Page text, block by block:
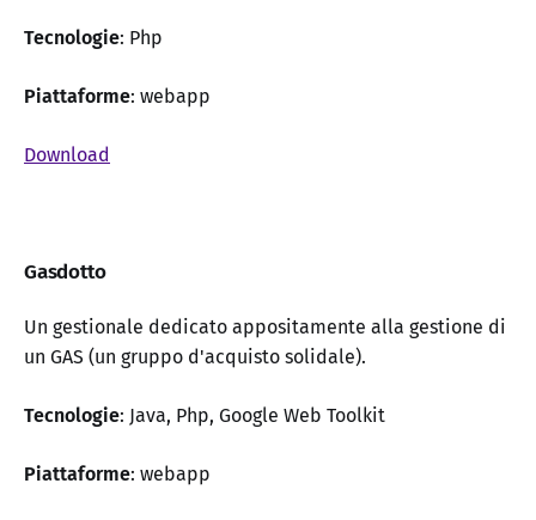
Tecnologie: Php
Piattaforme: webapp
Download
Gasdotto
Un gestionale dedicato appositamente alla gestione di
un GAS (un gruppo d'acquisto solidale).
Tecnologie: Java, Php, Google Web Toolkit
Piattaforme: webapp